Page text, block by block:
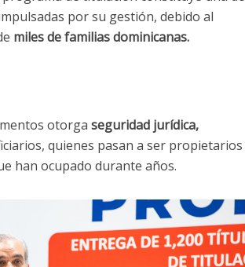
por su gestión, debido al
miles de familias dominicanas.
otorga seguridad jurídica,
quienes pasan a ser propietarios
han ocupado durante años.